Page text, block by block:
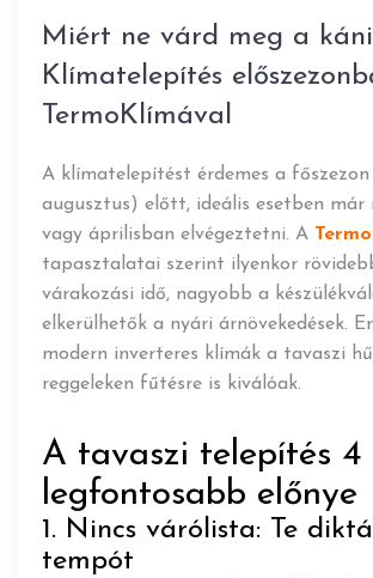
Miért ne várd meg a
Klímatelepítés
TermoKlímával
A klímatelepítést érdemes a főszezon
augusztus) előtt, ideális esetben már
vagy áprilisban elvégeztetni. A
tapasztalatai szerint ilyenkor
várakozási idő, nagyobb a
elkerülhetők a nyári árnövekedések.
modern inverteres klímák a tavaszi
reggeleken fűtésre is kiválóak.
A tavaszi telepítés 4
legfontosabb előnye
1. Nincs várólista: Te
tempót